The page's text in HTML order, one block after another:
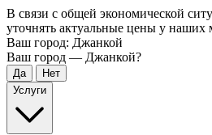
В связи с общей экономической
уточнять актуальные цены у наших
Ваш город: Джанкой
Ваш город — Джанкой?
Услуги